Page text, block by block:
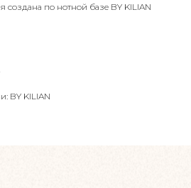
по нотной базе BY KILIAN
BY KILIAN